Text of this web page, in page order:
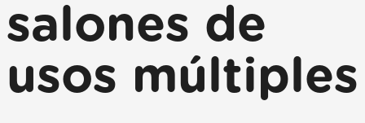
salones de
usos múltiples